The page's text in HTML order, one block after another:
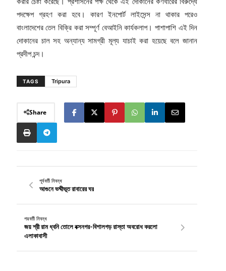
পদক্ষেপ গ্রহণ করা হবে। কারণ ইনপোর্ট লাইসেন্স না থাকার পরেও
বাংলাদেশের তেল বিক্রি করা সম্পূর্ণ বেআইনি কার্যকলাপ। পাশাপাশি এই দিন
দোকানের চাল সহ অন্যান্য সামগ্রী মূল্য যাচাই করা হয়েছে বলে জানান
প্রদীপ চন্দ।
TAGS Tripura
Share
পূর্ববর্তী নিবন্ধ
আগুনে ভষ্মীভূত রাবারের ঘর
পরবর্তী নিবন্ধ
জয় শ্রী রাম ধ্বনি তোলে বক্সনগর-বিশালগড় রাস্তা অবরোধ করলো
এলাকাবাসী